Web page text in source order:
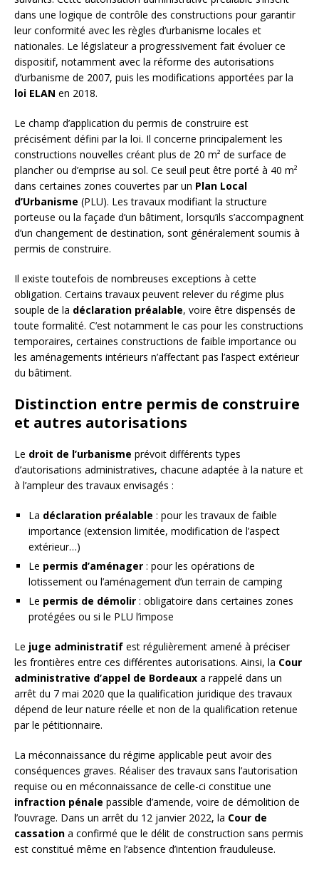
dans une logique de contrôle des constructions pour garantir
leur conformité avec les règles d’urbanisme locales et
nationales. Le législateur a progressivement fait évoluer ce
dispositif, notamment avec la réforme des autorisations
d’urbanisme de 2007, puis les modifications apportées par la
loi ELAN en 2018.
Le champ d’application du permis de construire est
précisément défini par la loi. Il concerne principalement les
constructions nouvelles créant plus de 20 m² de surface de
plancher ou d’emprise au sol. Ce seuil peut être porté à 40 m²
dans certaines zones couvertes par un Plan Local
d’Urbanisme (PLU). Les travaux modifiant la structure
porteuse ou la façade d’un bâtiment, lorsqu’ils s’accompagnent
d’un changement de destination, sont généralement soumis à
permis de construire.
Il existe toutefois de nombreuses exceptions à cette
obligation. Certains travaux peuvent relever du régime plus
souple de la déclaration préalable, voire être dispensés de
toute formalité. C’est notamment le cas pour les constructions
temporaires, certaines constructions de faible importance ou
les aménagements intérieurs n’affectant pas l’aspect extérieur
du bâtiment.
Distinction entre permis de construire
et autres autorisations
Le droit de l’urbanisme prévoit différents types
d’autorisations administratives, chacune adaptée à la nature et
à l’ampleur des travaux envisagés :
La déclaration préalable : pour les travaux de faible
importance (extension limitée, modification de l’aspect
extérieur…)
Le permis d’aménager : pour les opérations de
lotissement ou l’aménagement d’un terrain de camping
Le permis de démolir : obligatoire dans certaines zones
protégées ou si le PLU l’impose
Le juge administratif est régulièrement amené à préciser
les frontières entre ces différentes autorisations. Ainsi, la Cour
administrative d’appel de Bordeaux a rappelé dans un
arrêt du 7 mai 2020 que la qualification juridique des travaux
dépend de leur nature réelle et non de la qualification retenue
par le pétitionnaire.
La méconnaissance du régime applicable peut avoir des
conséquences graves. Réaliser des travaux sans l’autorisation
requise ou en méconnaissance de celle-ci constitue une
infraction pénale passible d’amende, voire de démolition de
l’ouvrage. Dans un arrêt du 12 janvier 2022, la Cour de
cassation a confirmé que le délit de construction sans permis
est constitué même en l’absence d’intention frauduleuse.